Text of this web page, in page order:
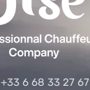
+33 6 68 33 27 67